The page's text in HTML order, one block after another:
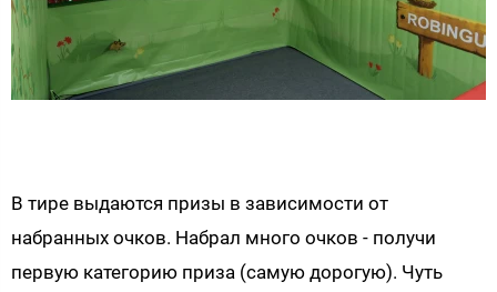
В тире выдаются призы в зависимости от
набранных очков. Набрал много очков - получи
первую категорию приза (самую дорогую). Чуть